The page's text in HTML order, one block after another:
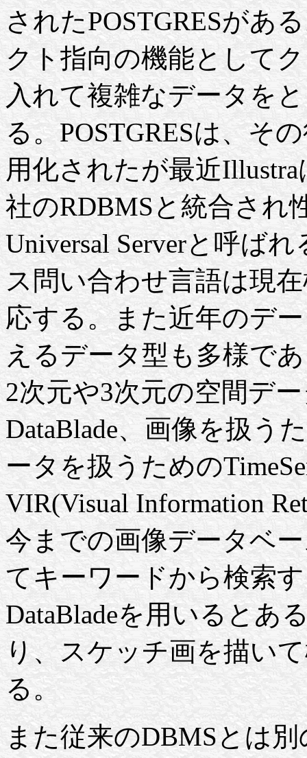
されたPOSTGRESがあ
クト指向の機能として
入れて複雑なデータを
る。POSTGRESは、そ
用化されたが最近
社のRDBMSと統合され
Universal Serverと呼ば
ス問い合わせ言語は現
応する。また近年のデ
えるデータ型も多様で
2次元や3次元の空間デ
DataBlade、画像を扱う
ータを扱うための
VIR(Visual Information
今までの画像データベ
てキーワードから検索
DataBladeを用いるとあ
り、スケッチ画を描い
る。
また従来のDBMSとは